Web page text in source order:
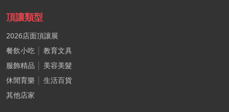
頂讓類型
2026店面頂讓展
餐飲小吃
教育文具
服飾精品
美容美髮
休閒育樂
生活百貨
其他店家